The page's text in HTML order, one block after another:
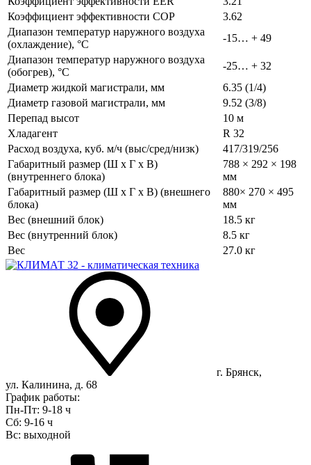
Коэффициент эффективности COP
3.62
Диапазон температур наружного воздуха
(охлаждение), °C
-15… + 49
Диапазон температур наружного воздуха
(обогрев), °C
-25… + 32
Диаметр жидкой магистрали, мм
6.35 (1/4)
Диаметр газовой магистрали, мм
9.52 (3/8)
Перепад высот
10 м
Хладагент
R 32
Расход воздуха, куб. м/ч (выс/сред/низк)
417/319/256
Габаритный размер (Ш х Г х В)
(внутреннего блока)
788 × 292 × 198
мм
Габаритный размер (Ш х Г х В) (внешнего
блока)
880× 270 × 495
мм
Вес (внешний блок)
18.5 кг
Вес (внутренний блок)
8.5 кг
Вес
27.0 кг
г. Брянск,
ул. Калинина, д. 68
График работы:
Пн-Пт: 9-18 ч
Сб: 9-16 ч
Вс: выходной